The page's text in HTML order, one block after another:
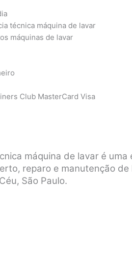
técnica máquina de lavar
máquinas de lavar
Club MasterCard Visa
máquina de lavar é uma
reparo e manutenção
São Paulo.